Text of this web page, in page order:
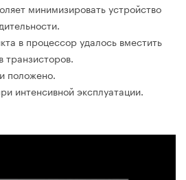
минимизировать устройство
в процессор удалось вместить
транзисторов.
положено.
интенсивной эксплуатации.